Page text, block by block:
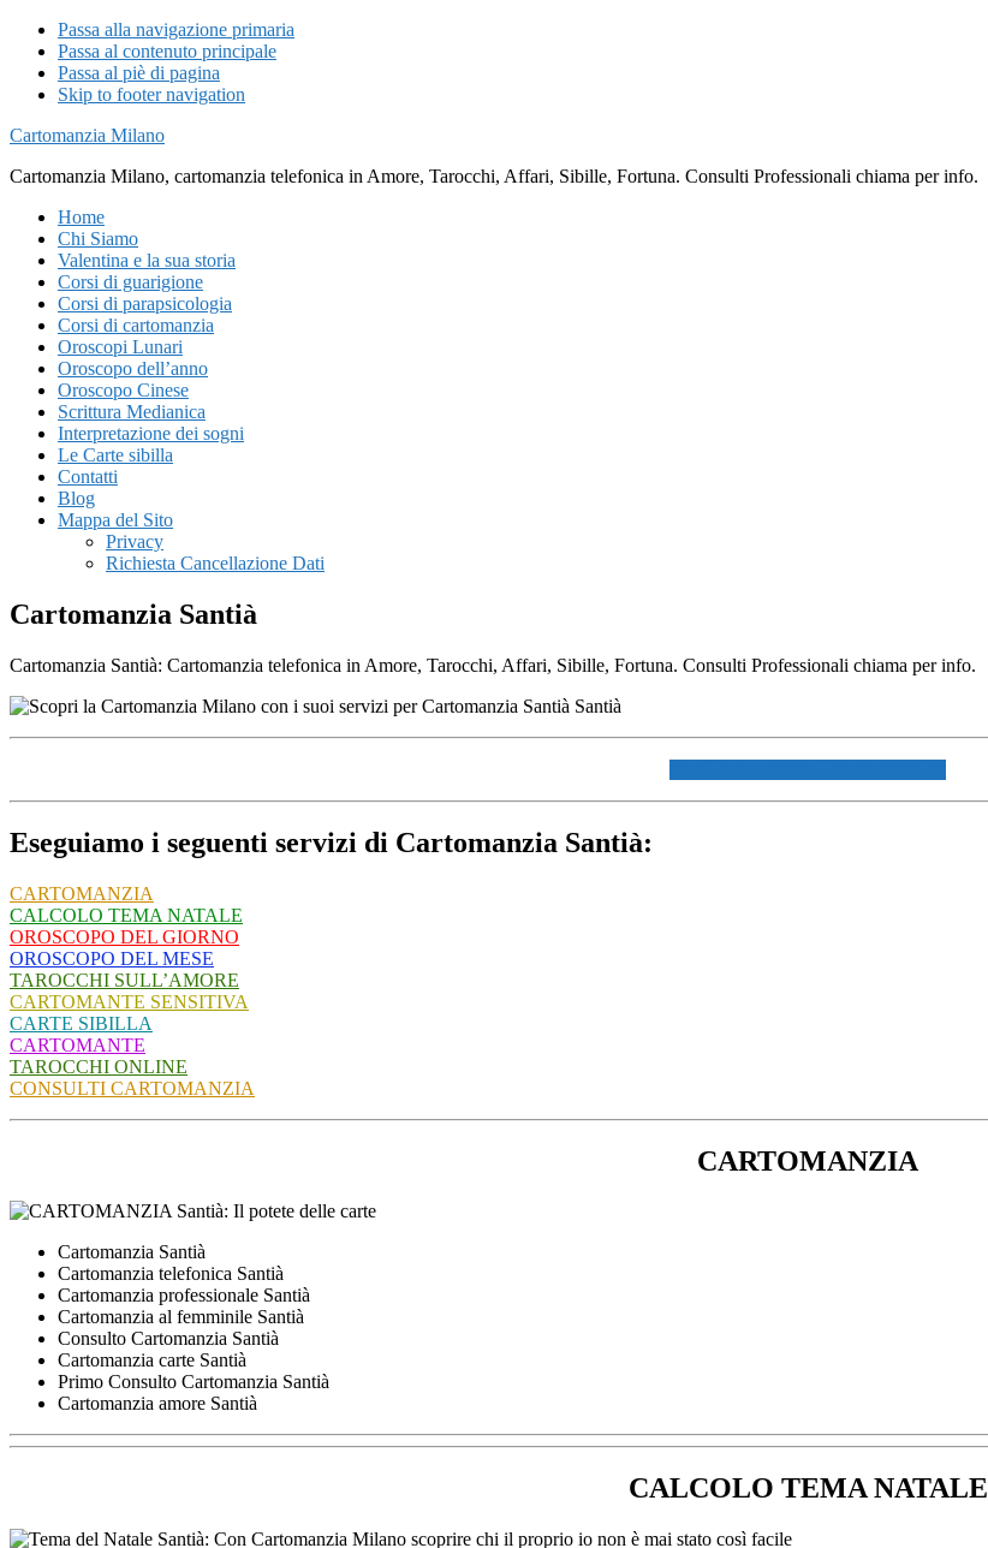
Passa alla navigazione primaria
Passa al contenuto principale
Passa al piè di pagina
Skip to footer navigation
Cartomanzia Milano
Cartomanzia Milano, cartomanzia telefonica in Amore, Tarocchi, Affari, Sibille, Fortuna. Consulti Professionali chiama per info.
Home
Chi Siamo
Valentina e la sua storia
Corsi di guarigione
Corsi di parapsicologia
Corsi di cartomanzia
Oroscopi Lunari
Oroscopo dell’anno
Oroscopo Cinese
Scrittura Medianica
Interpretazione dei sogni
Le Carte sibilla
Contatti
Blog
Mappa del Sito
Privacy
Richiesta Cancellazione Dati
Cartomanzia Santià
Cartomanzia Santià: Cartomanzia telefonica in Amore, Tarocchi, Affari, Sibille, Fortuna. Consulti Professionali chiama per info.
Eseguiamo i seguenti servizi di Cartomanzia Santià:
CARTOMANZIA
CALCOLO TEMA NATALE
OROSCOPO DEL GIORNO
OROSCOPO DEL MESE
TAROCCHI SULL’AMORE
CARTOMANTE SENSITIVA
CARTE SIBILLA
CARTOMANTE
TAROCCHI ONLINE
CONSULTI CARTOMANZIA
CARTOMANZIA
Cartomanzia Santià
Cartomanzia telefonica Santià
Cartomanzia professionale Santià
Cartomanzia al femminile Santià
Consulto Cartomanzia Santià
Cartomanzia carte Santià
Primo Consulto Cartomanzia Santià
Cartomanzia amore Santià
CALCOLO TEMA NATALE